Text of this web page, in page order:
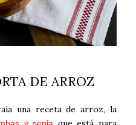
DE ARROZ
una receta de arroz, la